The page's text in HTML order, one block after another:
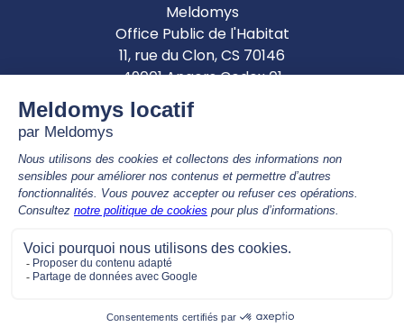
Meldomys
Office Public de l'Habitat
11, rue du Clon, CS 70146
49001 Angers Cedex 01
Les agences et le siège seront ouvert au public de :
8h30 à 12h30 & 14h00 à 17h00
Nous contacter par téléphone
02 41 81 68 00
APPEL GRATUIT, de 9h00 à 12h30 & 14h00 à 17h00